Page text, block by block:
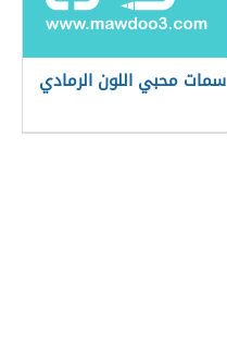
سمات محبي اللون الرمادي